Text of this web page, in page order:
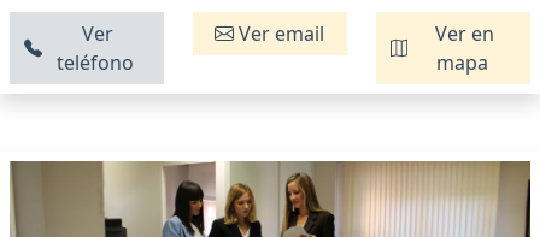
Ver
teléfono
Ver email
Ver en
mapa